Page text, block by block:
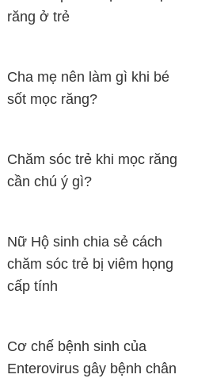
răng ở trẻ
Cha mẹ nên làm gì khi bé
sốt mọc răng?
Chăm sóc trẻ khi mọc răng
cần chú ý gì?
Nữ Hộ sinh chia sẻ cách
chăm sóc trẻ bị viêm họng
cấp tính
Cơ chế bệnh sinh của
Enterovirus gây bệnh chân